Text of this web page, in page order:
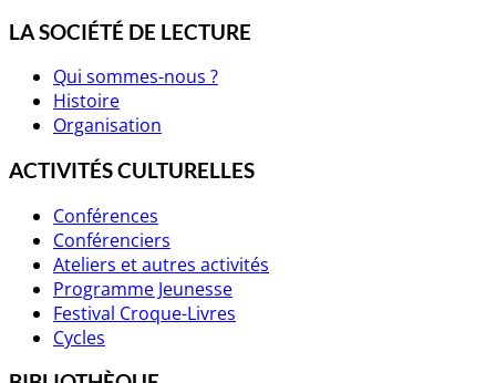
LA SOCIÉTÉ DE LECTURE
Qui sommes-nous ?
Histoire
Organisation
ACTIVITÉS CULTURELLES
Conférences
Conférenciers
Ateliers et autres activités
Programme Jeunesse
Festival Croque-Livres
Cycles